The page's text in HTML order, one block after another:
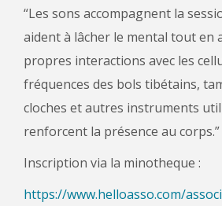
“Les sons accompagnent la
aident à lâcher le mental tout en
propres interactions avec les
fréquences des bols tibétains,
cloches et autres instruments
renforcent la présence au corps.”
Inscription via la minotheque :
https://www.helloasso.com/